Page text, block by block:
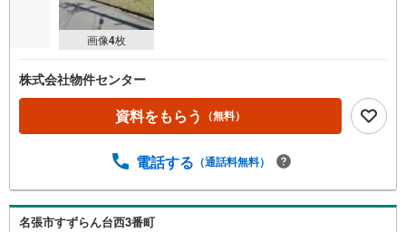
画像4枚
株式会社物件センター
資料をもらう （無料）
電話する （通話料無料）
名張市すずらん台西3番町